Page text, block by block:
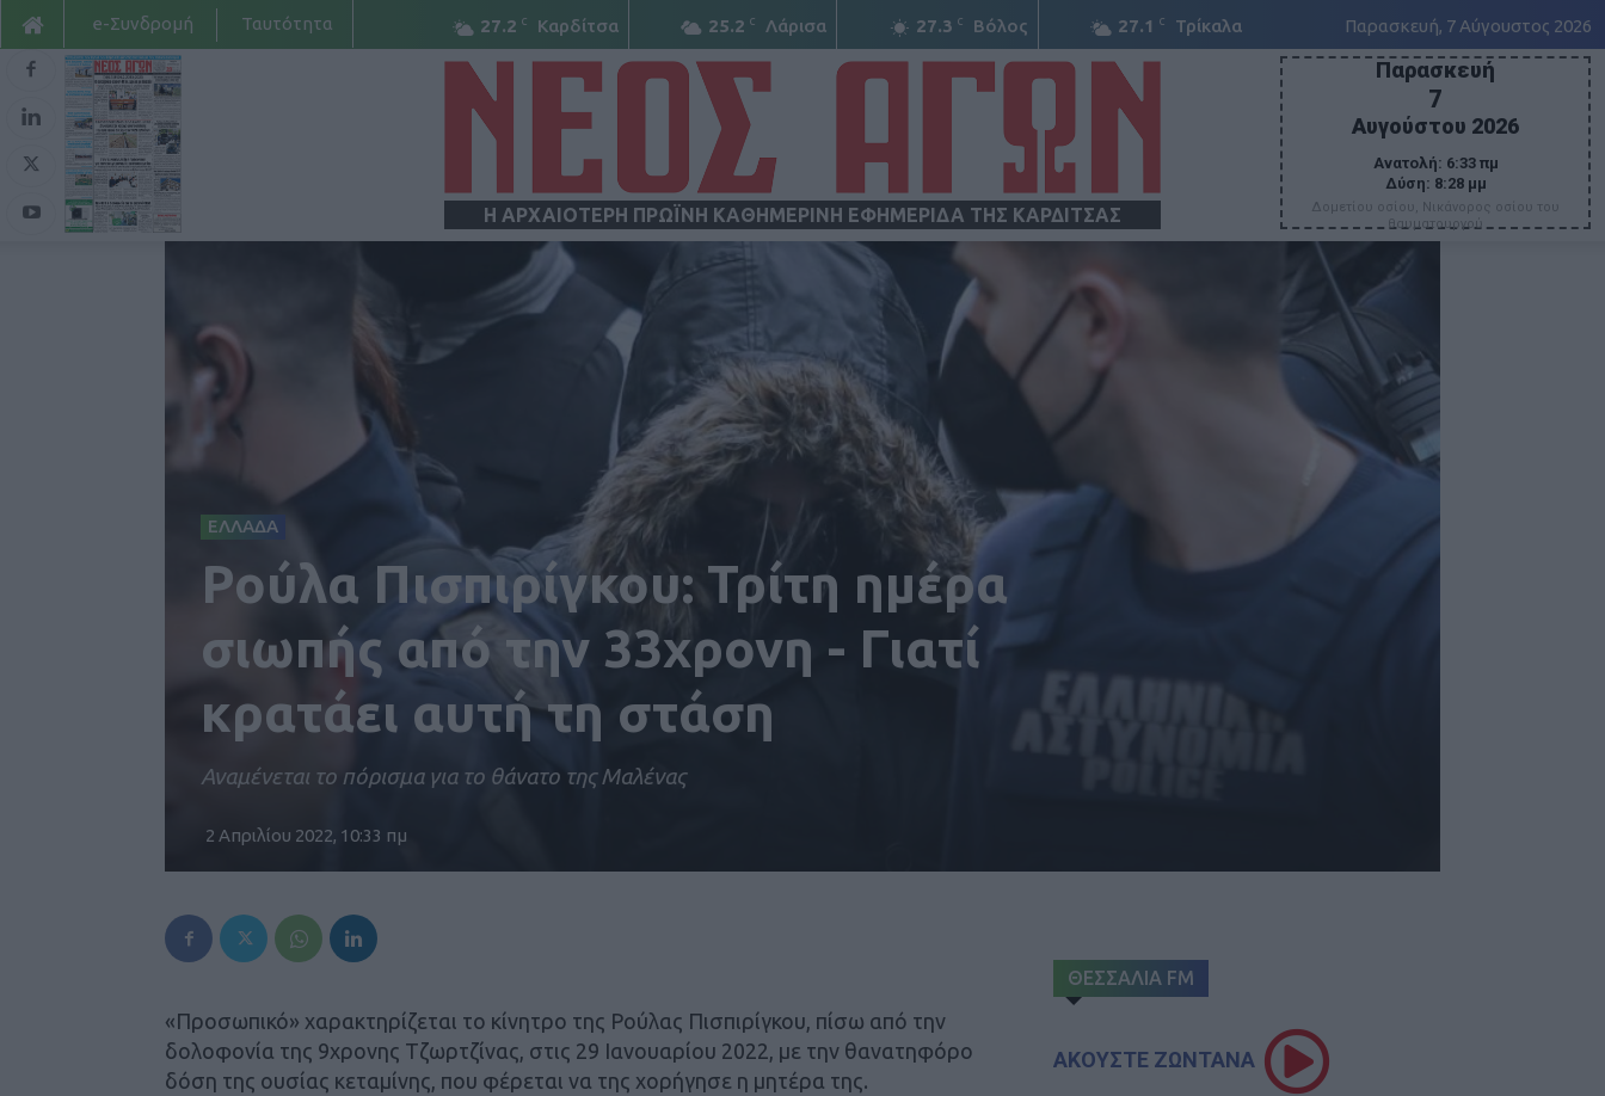
27.2 C Καρδίτσα 25.2 C Λάρισα 27.3 C Βόλος 27.1 C Τρίκαλα Παρασκευή, 7 Αύγουστος 2026
e-Συνδρομή Ταυτότητα
Η ΑΡΧΑΙΟΤΕΡΗ ΠΡΩΪΝΗ ΚΑΘΗΜΕΡΙΝΗ ΕΦΗΜΕΡΙΔΑ ΤΗΣ ΚΑΡΔΙΤΣΑΣ
Παρασκευή
7
Αυγούστου 2026
Ανατολή: 6:33 πμ
Δύση: 8:28 μμ
Δομετίου οσίου, Νικάνορος οσίου του
θαυματουργού
ΕΛΛΑΔΑ
Ρούλα Πισπιρίγκου: Τρίτη ημέρα
σιωπής από την 33χρονη - Γιατί
κρατάει αυτή τη στάση
Αναμένεται το πόρισμα για το θάνατο της Μαλένας
2 Απριλίου 2022, 10:33 πμ
«Προσωπικό» χαρακτηρίζεται το κίνητρο της Ρούλας Πισπιρίγκου, πίσω από την
δολοφονία της 9χρονης Τζωρτζίνας, στις 29 Ιανουαρίου 2022, με την θανατηφόρο
δόση της ουσίας κεταμίνης, που φέρεται να της χορήγησε η μητέρα της.
ΘΕΣΣΑΛΙΑ FM
ΑΚΟΥΣΤΕ ΖΩΝΤΑΝΑ